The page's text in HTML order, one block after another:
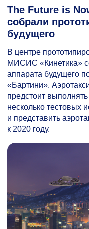
The Future is
собрали
будущего
В центре
МИСИС «Кинетика»
аппарата будущего
«Бартини».
предстоит
несколько тестовых
и представить
к 2020 году.